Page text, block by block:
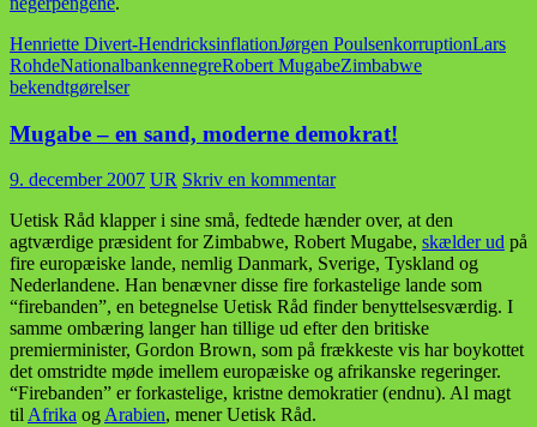
Henriette Divert-HendricksinflationJørgen PoulsenkorruptionLars
RohdeNationalbankennegreRobert MugabeZimbabwe
bekendtgørelser
Mugabe – en sand, moderne demokrat!
9. december 2007 UR Skriv en kommentar
Uetisk Råd klapper i sine små, fedtede hænder over, at den
agtværdige præsident for Zimbabwe, Robert Mugabe, skælder ud på
fire europæiske lande, nemlig Danmark, Sverige, Tyskland og
Nederlandene. Han benævner disse fire forkastelige lande som
“firebanden”, en betegnelse Uetisk Råd finder benyttelsesværdig. I
samme ombæring langer han tillige ud efter den britiske
premierminister, Gordon Brown, som på frækkeste vis har boykottet
det omstridte møde imellem europæiske og afrikanske regeringer.
“Firebanden” er forkastelige, kristne demokratier (endnu). Al magt
tilAfrika ogArabien, mener Uetisk Råd.